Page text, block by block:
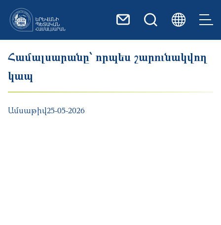
Համալսարանը՝ որպես շարունակվող
կապ
Ամսաթիվ25-05-2026